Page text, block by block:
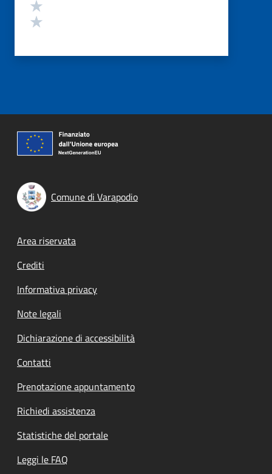
Comune di Varapodio
Footer menu
Area riservata
Crediti
Informativa privacy
Note legali
Dichiarazione di accessibilità
Contatti
Prenotazione appuntamento
Richiedi assistenza
Statistiche del portale
Leggi le FAQ